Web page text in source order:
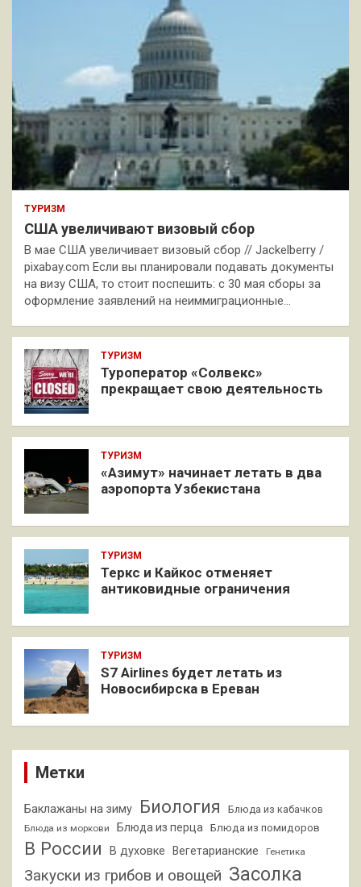
ТУРИЗМ
США увеличивают визовый сбор
В мае США увеличивает визовый сбор // Jackelberry /
pixabay.com Если вы планировали подавать документы
на визу США, то стоит поспешить: с 30 мая сборы за
оформление заявлений на неиммиграционные…
ТУРИЗМ
Туроператор «Солвекс»
прекращает свою деятельность
ТУРИЗМ
«Азимут» начинает летать в два
аэропорта Узбекистана
ТУРИЗМ
Теркс и Кайкос отменяет
антиковидные ограничения
ТУРИЗМ
S7 Airlines будет летать из
Новосибирска в Ереван
Метки
Баклажаны на зиму Биология Блюда из кабачков
Блюда из моркови Блюда из перца Блюда из помидоров
В России В духовке Вегетарианские Генетика
Закуски из грибов и овощей Засолка